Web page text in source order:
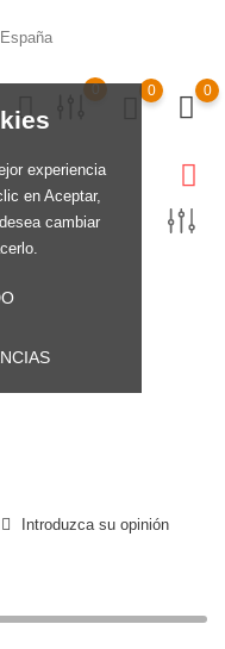
experiencia
en Aceptar,
cambiar
0
0
0
Introduzca su opinión